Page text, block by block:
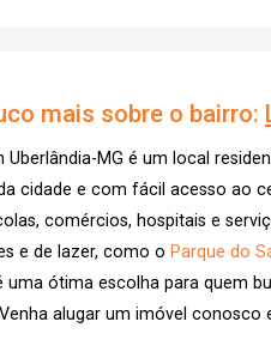
mais sobre o bairro:
Uberlândia-MG é um local
cidade e com fácil acesso ao
comércios, hospitais e
e de lazer, como o Parque do
uma ótima escolha para quem
alugar um imóvel